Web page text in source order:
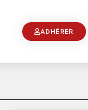
ADHÉRER